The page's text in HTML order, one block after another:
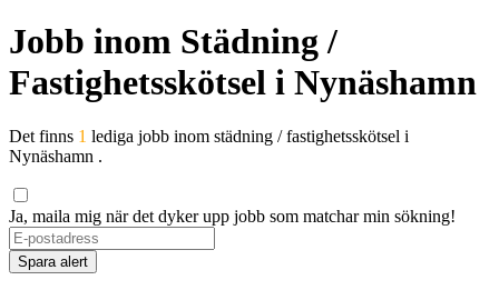
Jobb inom Städning /
Fastighetsskötsel i Nynäshamn
Det finns 1 lediga jobb inom städning / fastighetsskötsel i
Nynäshamn .
Ja, maila mig när det dyker upp jobb som matchar min sökning!
Spara alert